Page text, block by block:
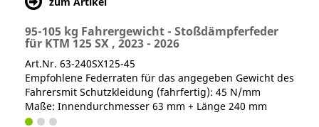
95-105 kg Fahrergewicht - Stoßdämpferfeder
für KTM 125 SX , 2023 - 2026
Art.Nr. 63-240SX125-45
Empfohlene Federraten für das angegeben Gewicht des
Fahrersmit Schutzkleidung (fahrfertig): 45 N/mm
Maße: Innendurchmesser 63 mm + Länge 240 mm